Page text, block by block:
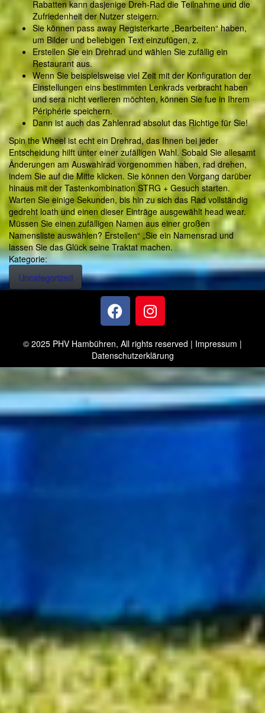
Rabatten kann dasjenige Dreh-Rad die Teilnahme und die
Zufriedenheit der Nutzer steigern.
Sie können pass away Registerkarte „Bearbeiten“ haben,
um Bilder und beliebigen Text einzufügen, z.
Erstellen Sie ein Drehrad und wählen Sie zufällig ein
Restaurant aus.
Wenn Sie beispielsweise viel Zeit mit der Konfiguration der
Einstellungen eins bestimmten Lenkrads verbracht haben
und sera nicht verlieren möchten, können Sie fue in Ihrem
Périphérie speichern.
Dann ist auch das Zahlenrad absolut das Richtige für Sie!
Spin the Wheel ist echt ein Drehrad, das Ihnen bei jeder
Entscheidung hilft unter einer zufälligen Wahl. Sobald Sie allesamt
Änderungen am Auswahlrad vorgenommen haben, rad drehen,
indem Sie auf die Mitte klicken. Sie können den Vorgang darüber
hinaus mit der Tastenkombination STRG + Gesuch starten.
Warten Sie einige Sekunden, bis hin zu sich das Rad vollständig
gedreht loath und einen dieser Einträge ausgewählt head wear.
Müssen Sie einen zufälligen Namen aus einer großen
Namensliste auswählen? Erstellen“ „Sie ein Namensrad und
lassen Sie das Glück seine Traktat machen.
Kategorie:
Uncategorized
© 2025 PHV Hambühren, All rights reserved | Impressum |
Datenschutzerklärung